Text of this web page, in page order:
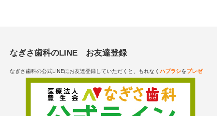
なぎさ歯科のLINE お友達登録
なぎさ歯科の公式LINEにお友達登録していただくと、もれなく ハブラシをプレゼ